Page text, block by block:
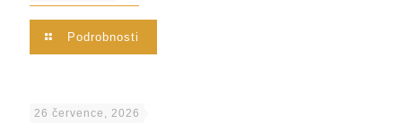
Podrobnosti
26 července, 2026